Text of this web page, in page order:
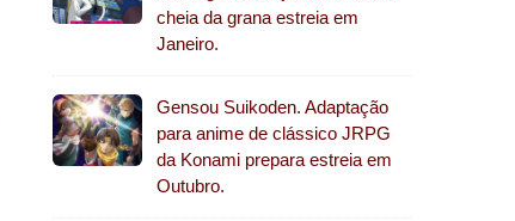
cheia da grana estreia em
Janeiro.
Gensou Suikoden. Adaptação
para anime de clássico JRPG
da Konami prepara estreia em
Outubro.